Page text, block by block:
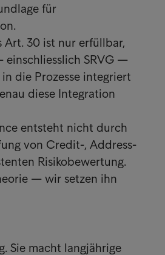
für
Art. 30 ist nur erfüllbar,
einschliesslich SRVG —
die Prozesse integriert
diese Integration
entsteht nicht durch
von Credit-, Address-
Risikobewertung.
— wir setzen ihn
Sie macht langjährige